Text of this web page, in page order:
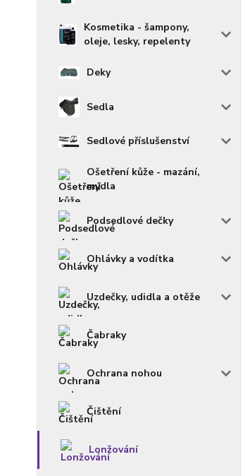
Kosmetika - šampony,
oleje, lesky, repelenty
Deky
Sedla
Sedlové příslušenství
Ošetření kůže - mazání,
mýdla
Podsedlové dečky
Ohlávky a vodítka
Uzdečky, udidla a otěže
Čabraky
Ochrana nohou
Čištění
Lonžování